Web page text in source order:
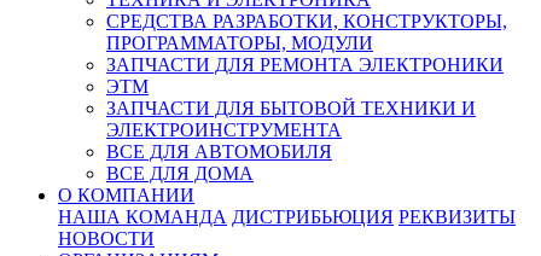
СРЕДСТВА РАЗРАБОТКИ, КОНСТРУКТОРЫ,
ПРОГРАММАТОРЫ, МОДУЛИ
ЗАПЧАСТИ ДЛЯ РЕМОНТА ЭЛЕКТРОНИКИ
ЭТМ
ЗАПЧАСТИ ДЛЯ БЫТОВОЙ ТЕХНИКИ И
ЭЛЕКТРОИНСТРУМЕНТА
ВСЕ ДЛЯ АВТОМОБИЛЯ
ВСЕ ДЛЯ ДОМА
О КОМПАНИИ
НАША КОМАНДА ДИСТРИБЬЮЦИЯ РЕКВИЗИТЫ
НОВОСТИ